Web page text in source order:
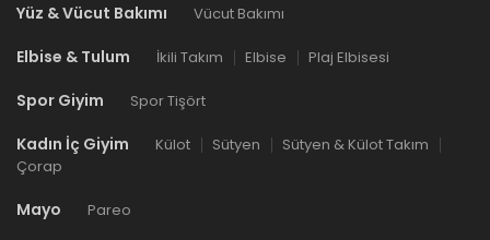
Yüz & Vücut Bakımı Vücut Bakımı
Elbise & Tulum İkili Takım Elbise Plaj Elbisesi
Spor Giyim Spor Tişört
Kadın İç Giyim Külot Sütyen
Sütyen & Külot Takım
Çorap
Mayo Pareo